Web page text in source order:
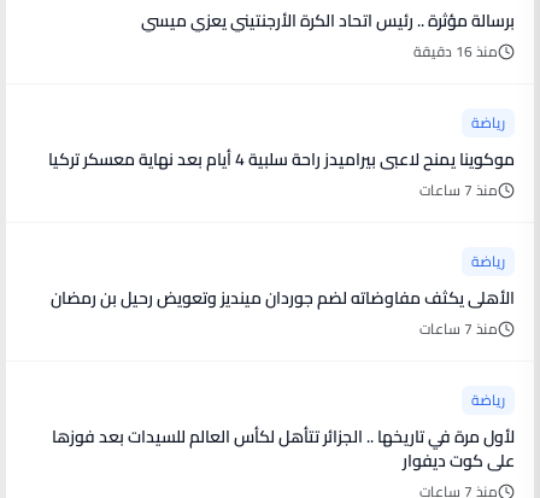
برسالة مؤثرة .. رئيس اتحاد الكرة الأرجنتيني يعزي ميسي
منذ 16 دقيقة
رياضة
موكوينا يمنح لاعبى بيراميدز راحة سلبية 4 أيام بعد نهاية معسكر تركيا
منذ 7 ساعات
رياضة
الأهلى يكثف مفاوضاته لضم جوردان مينديز وتعويض رحيل بن رمضان
منذ 7 ساعات
رياضة
لأول مرة في تاريخها .. الجزائر تتأهل لكأس العالم للسيدات بعد فوزها
على كوت ديفوار
منذ 7 ساعات